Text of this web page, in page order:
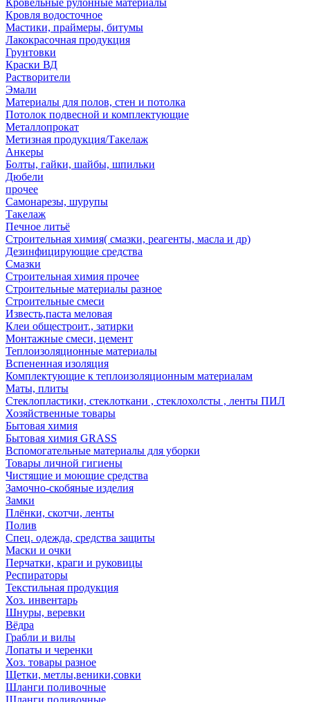
Кровельные рулонные материалы
Кровля водосточное
Мастики, праймеры, битумы
Лакокрасочная продукция
Грунтовки
Краски ВД
Растворители
Эмали
Материалы для полов, стен и потолка
Потолок подвесной и комплектующие
Металлопрокат
Метизная продукция/Такелаж
Анкеры
Болты, гайки, шайбы, шпильки
Дюбели
прочее
Самонарезы, шурупы
Такелаж
Печное литьё
Строительная химия( смазки, реагенты, масла и др)
Дезинфицирующие средства
Смазки
Строительная химия прочее
Строительные материалы разное
Строительные смеси
Известь,паста меловая
Клеи общестроит., затирки
Монтажные смеси, цемент
Теплоизоляционные материалы
Вспененная изоляция
Комплектующие к теплоизоляционным материалам
Маты, плиты
Стеклопластики, стеклоткани , стеклохолсты , ленты ПИЛ
Хозяйственные товары
Бытовая химия
Бытовая химия GRASS
Вспомогательные материалы для уборки
Товары личной гигиены
Чистящие и моющие средства
Замочно-скобяные изделия
Замки
Плёнки, скотчи, ленты
Полив
Спец. одежда, средства защиты
Маски и очки
Перчатки, краги и руковицы
Респираторы
Текстильная продукция
Хоз. инвентарь
Шнуры, веревки
Вёдра
Грабли и вилы
Лопаты и черенки
Хоз. товары разное
Щетки, метлы,веники,совки
Шланги поливочные
Шланги поливочные